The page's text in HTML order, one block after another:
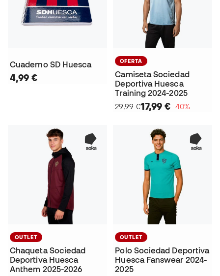
Cuaderno SD Huesca
4,99 €
OFERTA
Camiseta Sociedad
Deportiva Huesca
Training 2024-2025
29,99 €17,99 €−40%
OUTLET
Chaqueta Sociedad
Deportiva Huesca
Anthem 2025-2026
OUTLET
Polo Sociedad Deportiva
Huesca Fanswear 2024-
2025